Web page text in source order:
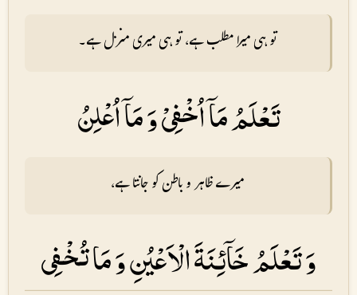
تو ہی میرا مطلب ہے، تو ہی میری منزل ہے۔
تَعْلَمُ مَاۤ اُخْفِىْ وَ مَاۤ اُعْلِنُ
میرے ظاہر و باطن کو جانتا ہے،
وَ تَعْلَمُ خَاۤئِنَةَ الْاَعْيُنِ وَ مَا تُخْفِى